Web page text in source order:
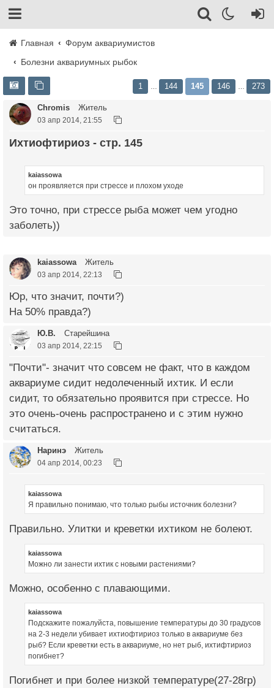
Главная
Форум аквариумистов
Болезни аквариумных рыбок
1 144 145 146 273
Chromis Житель
03 апр 2014, 21:55
Ихтиофтириоз - стр. 145
kaiassowa
он проявляется при стрессе и плохом уходе
Это точно, при стрессе рыба может чем угодно
заболеть))
kaiassowa Житель
03 апр 2014, 22:13
Юр, что значит, почти?)
На 50% правда?)
Ю.В. Старейшина
03 апр 2014, 22:15
"Почти"- значит что совсем не факт, что в каждом
аквариуме сидит недолеченный ихтик. И если
сидит, то обязательно проявится при стрессе. Но
это очень-очень распространено и с этим нужно
считаться.
Наринэ Житель
04 апр 2014, 00:23
kaiassowa
Я правильно понимаю, что только рыбы источник болезни?
Правильно. Улитки и креветки ихтиком не болеют.
kaiassowa
Можно ли занести ихтик с новыми растениями?
Можно, особенно с плавающими.
kaiassowa
Подскажите пожалуйста, повышение температуры до 30 градусов
на 2-3 недели убивает ихтиофтириоз только в аквариуме без
рыб? Если креветки есть в аквариуме, но нет рыб, ихтифтириоз
погибнет?
Погибнет и при более низкой температуре(27-28гр)